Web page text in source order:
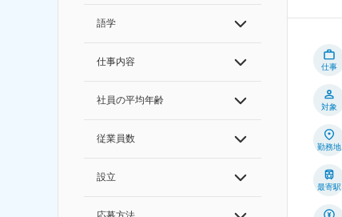
語学
仕事内容
社員の平均年齢
従業員数
設立
仕事
対象
勤務地
最寄駅